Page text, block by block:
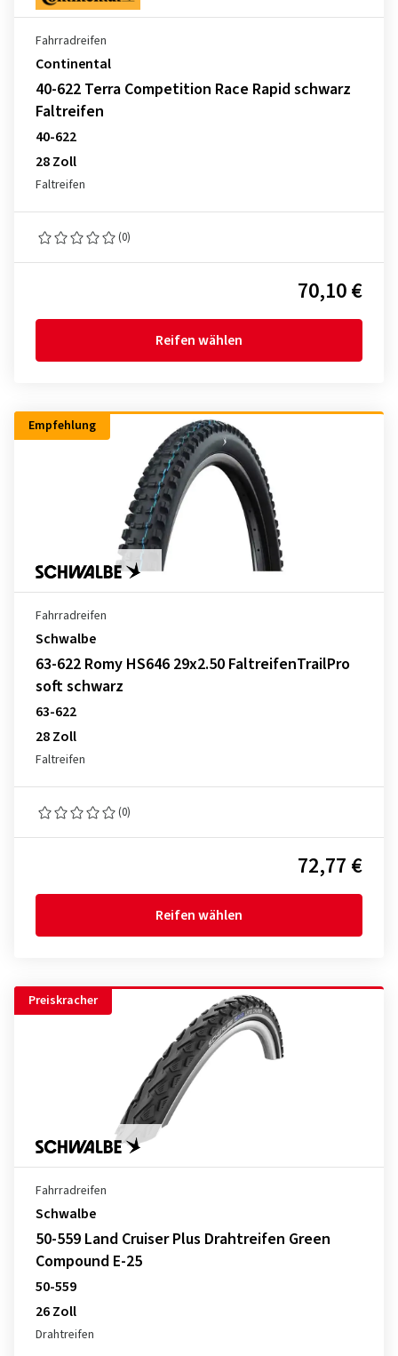
Fahrradreifen
Continental
40-622 Terra Competition Race Rapid schwarz
Faltreifen
40-622
28 Zoll
Faltreifen
(0)
70,10 €
Reifen wählen
Empfehlung
Fahrradreifen
Schwalbe
63-622 Romy HS646 29x2.50 FaltreifenTrailPro
soft schwarz
63-622
28 Zoll
Faltreifen
(0)
72,77 €
Reifen wählen
Preiskracher
Fahrradreifen
Schwalbe
50-559 Land Cruiser Plus Drahtreifen Green
Compound E-25
50-559
26 Zoll
Drahtreifen